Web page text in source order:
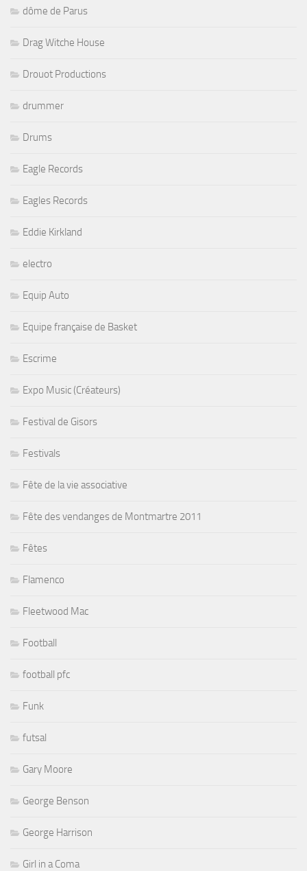
dôme de Parus
Drag Witche House
Drouot Productions
drummer
Drums
Eagle Records
Eagles Records
Eddie Kirkland
electro
Equip Auto
Equipe française de Basket
Escrime
Expo Music (Créateurs)
Festival de Gisors
Festivals
Fête de la vie associative
Fête des vendanges de Montmartre 2011
Fêtes
Flamenco
Fleetwood Mac
Football
football pfc
Funk
futsal
Gary Moore
George Benson
George Harrison
Girl in a Coma